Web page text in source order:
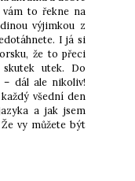
to řekne na
výjimkou z
I já si
že to přeci
skutek utek. Do
– dál ale nikoliv!
všední den
a jak jsem
vy můžete být